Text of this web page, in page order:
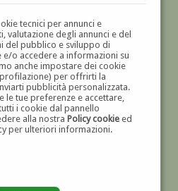
tecnici per annunci e
valutazione degli annunci e del
del pubblico e sviluppo di
o accedere a informazioni su
anche impostare dei cookie
per offrirti la
pubblicità personalizzata.
le tue preferenze e accettare,
i cookie dal pannello
alla nostra Policy cookieed
per ulteriori informazioni.
GALLERIAD'ARTE
'800 E '900